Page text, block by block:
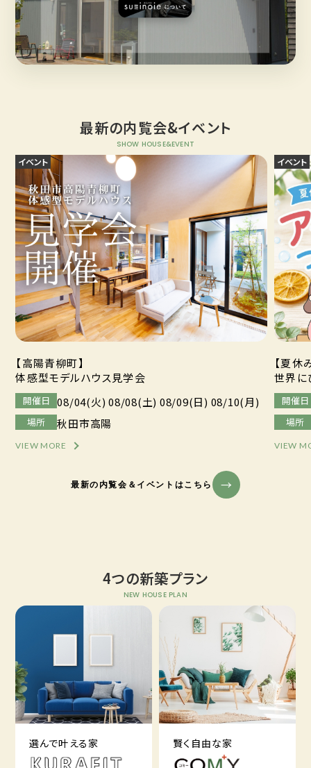
最新の内覧会&イベント
SHOW HOUSE&EVENT
イベント
【高陽青柳町】
体感型モデルハウス見学会
開催日 08/04(火) 08/08(土) 08/09(日) 08/10(月)
場所 秋田市高陽
VIEW MORE
イベント
【夏休
世界に
開催日
場所
VIEW
最新の内覧会＆イベントはこちら
4つの新築プラン
NEW HOUSE PLAN
選んで叶える家 賢く自由な家